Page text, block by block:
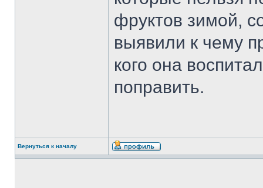
фруктов зимой,
выявили к чему
кого она
поправить.
Вернуться к началу